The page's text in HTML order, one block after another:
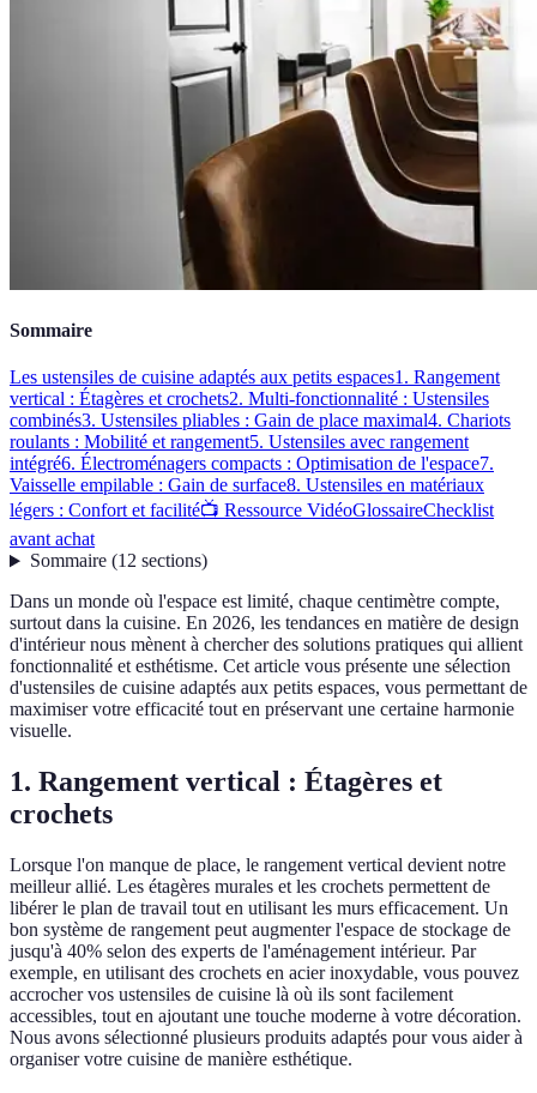
Sommaire
Les ustensiles de cuisine adaptés aux petits espaces1. Rangement
vertical : Étagères et crochets2. Multi-fonctionnalité : Ustensiles
combinés3. Ustensiles pliables : Gain de place maximal4. Chariots
roulants : Mobilité et rangement5. Ustensiles avec rangement
intégré6. Électroménagers compacts : Optimisation de l'espace7.
Vaisselle empilable : Gain de surface8. Ustensiles en matériaux
légers : Confort et facilité📺 Ressource VidéoGlossaireChecklist
avant achat
Sommaire(12 sections)
Dans un monde où l'espace est limité, chaque centimètre compte,
surtout dans la cuisine. En 2026, les tendances en matière de design
d'intérieur nous mènent à chercher des solutions pratiques qui allient
fonctionnalité et esthétisme. Cet article vous présente une sélection
d'ustensiles de cuisine adaptés aux petits espaces, vous permettant de
maximiser votre efficacité tout en préservant une certaine harmonie
visuelle.
1. Rangement vertical : Étagères et
crochets
Lorsque l'on manque de place, le rangement vertical devient notre
meilleur allié. Les étagères murales et les crochets permettent de
libérer le plan de travail tout en utilisant les murs efficacement. Un
bon système de rangement peut augmenter l'espace de stockage de
jusqu'à 40% selon des experts de l'aménagement intérieur. Par
exemple, en utilisant des crochets en acier inoxydable, vous pouvez
accrocher vos ustensiles de cuisine là où ils sont facilement
accessibles, tout en ajoutant une touche moderne à votre décoration.
Nous avons sélectionné plusieurs produits adaptés pour vous aider à
organiser votre cuisine de manière esthétique.